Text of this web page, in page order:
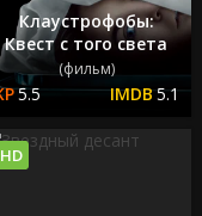
Клаустрофобы:
Квест с того света
(фильм)
5.5 5.1
HD